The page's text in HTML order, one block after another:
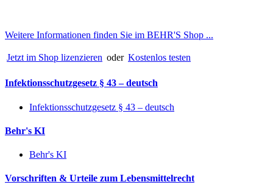
Weitere Informationen finden Sie im BEHR'S Shop ...
Jetzt im Shop lizenzieren oder Kostenlos testen
Infektionsschutzgesetz § 43 – deutsch
Infektionsschutzgesetz § 43 – deutsch
Behr's KI
Behr's KI
Vorschriften & Urteile zum Lebensmittelrecht